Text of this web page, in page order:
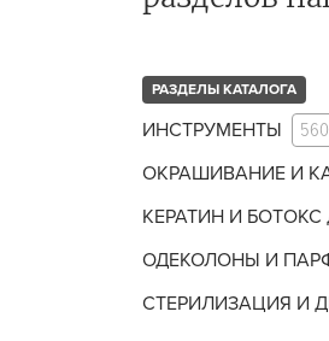
РАЗДЕЛЫ КАТАЛОГА
ИНСТРУМЕНТЫ 560
ОКРАШИВАНИЕ И
КЕРАТИН И
ОДЕКОЛОНЫ И
СТЕРИЛИЗАЦИЯ И